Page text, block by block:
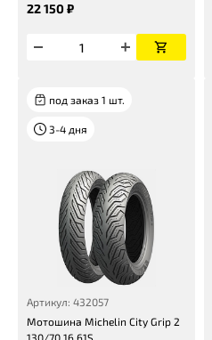
22 150 ₽
под заказ 1 шт.
3-4 дня
Артикул: 432057
Мотошина Michelin City Grip 2
130/70 16 61S